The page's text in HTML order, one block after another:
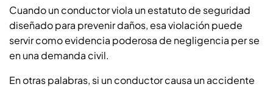
Cuando un conductor viola un estatuto de seguridad
diseñado para prevenir daños, esa violación puede
servir como evidencia poderosa de negligencia per se
en una demanda civil.
En otras palabras, si un conductor causa un accidente